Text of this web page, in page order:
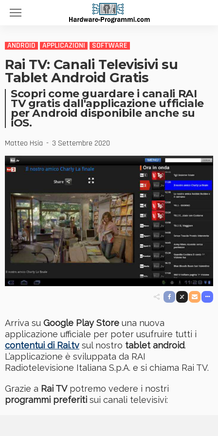
ANDROID APPLICAZIONI SOFTWARE
Rai TV: Canali Televisivi su
Tablet Android Gratis
Scopri come guardare i canali RAI
TV gratis dall'applicazione ufficiale
per Android disponibile anche su
iOS.
Matteo Hsia 3 Settembre 2020
Arriva su Google Play Store una nuova
applicazione ufficiale per poter usufruire tutti i
contentui di Rai.tv sul nostro tablet android.
L’applicazione è sviluppata da RAI
Radiotelevisione Italiana S.p.A. e si chiama Rai TV.
Grazie a Rai TVpotremo vedere i nostri
programmi preferiti sui canali televisivi: